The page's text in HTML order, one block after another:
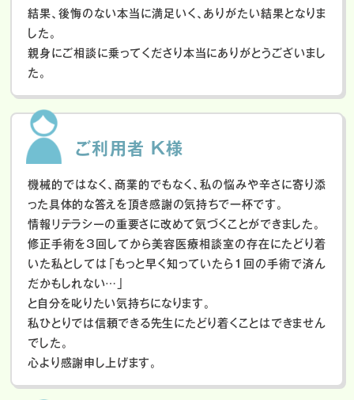
結果、後悔のない本当に満足いく、ありがたい結果となりま
した。
親身にご相談に乗ってくださり本当にありがとうございまし
た。
ご利用者 K様
機械的ではなく、商業的でもなく、私の悩みや辛さに寄り添
った具体的な答えを頂き感謝の気持ちで一杯です。
情報リテラシーの重要さに改めて気づくことができました。
修正手術を3回してから美容医療相談室の存在にたどり着
いた私としては「もっと早く知っていたら1回の手術で済ん
だかもしれない…」
と自分を叱りたい気持ちになります。
私ひとりでは信頼できる先生にたどり着くことはできません
でした。
心より感謝申し上げます。